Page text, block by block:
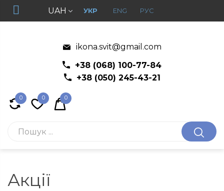
UAH УКР ENG РУС
ikona.svit@gmail.com
+38 (068) 100-77-84
+38 (050) 245-43-21
0 0 0
Акції